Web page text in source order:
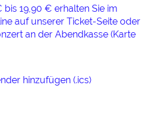
bis 19,90 € erhalten Sie im
auf unserer Ticket-Seite oder
an der Abendkasse (Karte
hinzufügen (.ics)